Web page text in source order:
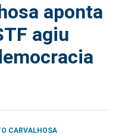
aponta
agiu
CARVALHOSA